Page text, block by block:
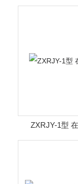
测
ZXRJY-1型